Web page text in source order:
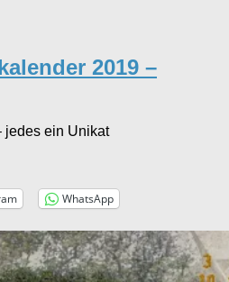
2019 –
jedes ein Unikat
WhatsApp